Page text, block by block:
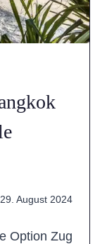
29. August 2024
Option Zug